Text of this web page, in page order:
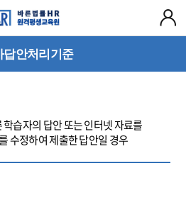
답안처리기준
습자의 답안 또는 인터넷 자료를
수정하여 제출한 답안일 경우